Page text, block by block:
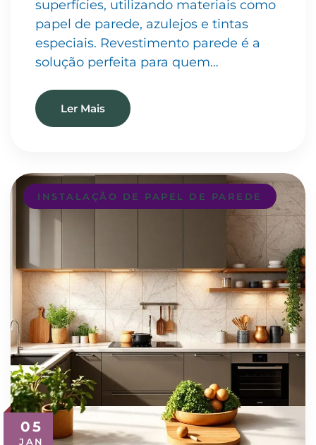
superfícies, utilizando materiais como
papel de parede, azulejos e tintas
especiais. Revestimento parede é a
solução perfeita para quem…
Ler Mais
05
JAN
INSTALAÇÃO DE PAPEL DE PAREDE